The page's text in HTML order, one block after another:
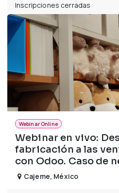
Inscripciones cerradas
Webinar Online
Webinar en vivo:
fabricación a las
con Odoo. Caso de
Cajeme, México